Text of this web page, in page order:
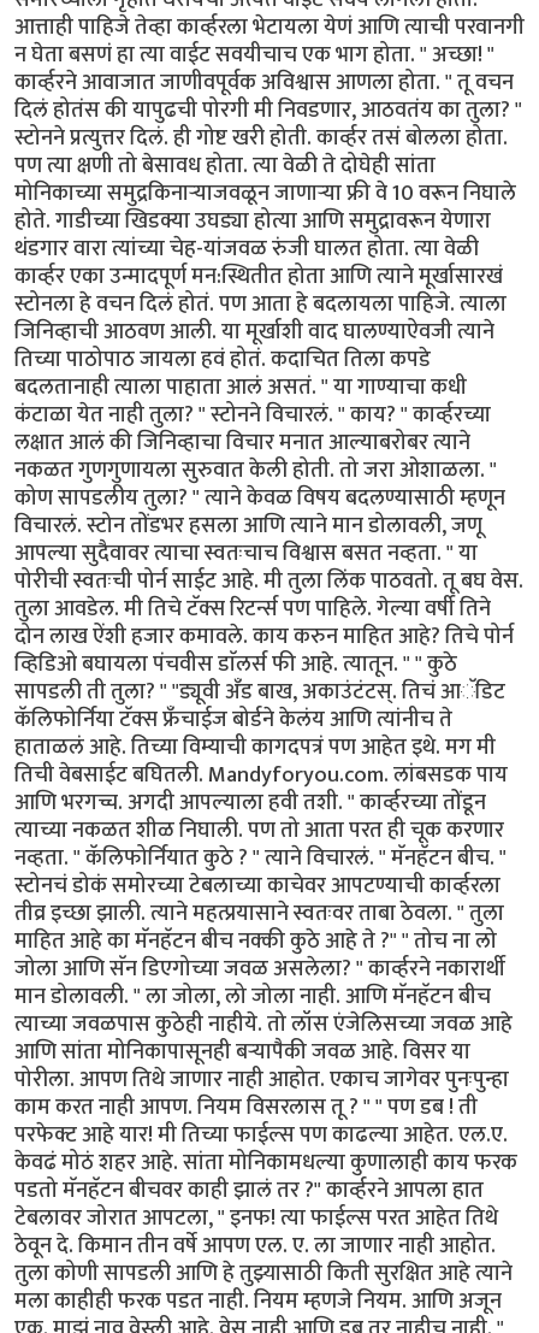
आत्ताही पाहिजे तेव्हा कार्व्हरला भेटायला येणं आणि त्याची परवानगी
न घेता बसणं हा त्या वाईट सवयीचाच एक भाग होता. " अच्छा! "
कार्व्हरने आवाजात जाणीवपूर्वक अविश्वास आणला होता. " तू वचन
दिलं होतंस की यापुढची पोरगी मी निवडणार, आठवतंय का तुला? "
स्टोनने प्रत्युत्तर दिलं. ही गोष्ट खरी होती. कार्व्हर तसं बोलला होता.
पण त्या क्षणी तो बेसावध होता. त्या वेळी ते दोघेही सांता
मोनिकाच्या समुद्रकिनाऱ्याजवळून जाणाऱ्या फ्री वे 10 वरून निघाले
होते. गाडीच्या खिडक्या उघड्या होत्या आणि समुद्रावरून येणारा
थंडगार वारा त्यांच्या चेह-यांजवळ रुंजी घालत होता. त्या वेळी
कार्व्हर एका उन्मादपूर्ण मन:स्थितीत होता आणि त्याने मूर्खासारखं
स्टोनला हे वचन दिलं होतं. पण आता हे बदलायला पाहिजे. त्याला
जिनिव्हाची आठवण आली. या मूर्खाशी वाद घालण्याऐवजी त्याने
तिच्या पाठोपाठ जायला हवं होतं. कदाचित तिला कपडे
बदलतानाही त्याला पाहाता आलं असतं. " या गाण्याचा कधी
कंटाळा येत नाही तुला? " स्टोनने विचारलं. " काय? " कार्व्हरच्या
लक्षात आलं की जिनिव्हाचा विचार मनात आल्याबरोबर त्याने
नकळत गुणगुणायला सुरुवात केली होती. तो जरा ओशाळला. "
कोण सापडलीय तुला? " त्याने केवळ विषय बदलण्यासाठी म्हणून
विचारलं. स्टोन तोंडभर हसला आणि त्याने मान डोलावली, जणू
आपल्या सुदैवावर त्याचा स्वतःचाच विश्वास बसत नव्हता. " या
पोरीची स्वतःची पोर्न साईट आहे. मी तुला लिंक पाठवतो. तू बघ वेस.
तुला आवडेल. मी तिचे टॅक्स रिटर्न्स पण पाहिले. गेल्या वर्षी तिने
दोन लाख ऐंशी हजार कमावले. काय करुन माहित आहे? तिचे पोर्न
व्हिडिओ बघायला पंचवीस डाॅलर्स फी आहे. त्यातून. " " कुठे
सापडली ती तुला? " "ड्यूवी अँड बाख, अकाउंटंटस्. तिचं आॅडिट
कॅलिफोर्निया टॅक्स फ्रँचाईज बोर्डने केलंय आणि त्यांनीच ते
हाताळलं आहे. तिच्या विम्याची कागदपत्रं पण आहेत इथे. मग मी
तिची वेबसाईट बघितली. Mandyforyou.com. लांबसडक पाय
आणि भरगच्च. अगदी आपल्याला हवी तशी. " कार्व्हरच्या तोंडून
त्याच्या नकळत शीळ निघाली. पण तो आता परत ही चूक करणार
नव्हता. " कॅलिफोर्नियात कुठे ? " त्याने विचारलं. " मॅनहॅटन बीच. "
स्टोनचं डोकं समोरच्या टेबलाच्या काचेवर आपटण्याची कार्व्हरला
तीव्र इच्छा झाली. त्याने महत्प्रयासाने स्वतःवर ताबा ठेवला. " तुला
माहित आहे का मॅनहॅटन बीच नक्की कुठे आहे ते ?" " तोच ना लो
जोला आणि सॅन डिएगोच्या जवळ असलेला? " कार्व्हरने नकारार्थी
मान डोलावली. " ला जोला, लो जोला नाही. आणि मॅनहॅटन बीच
त्याच्या जवळपास कुठेही नाहीये. तो लॉस एंजेलिसच्या जवळ आहे
आणि सांता मोनिकापासूनही बऱ्यापैकी जवळ आहे. विसर या
पोरीला. आपण तिथे जाणार नाही आहोत. एकाच जागेवर पुनःपुन्हा
काम करत नाही आपण. नियम विसरलास तू ? " " पण डब ! ती
परफेक्ट आहे यार! मी तिच्या फाईल्स पण काढल्या आहेत. एल.ए.
केवढं मोठं शहर आहे. सांता मोनिकामधल्या कुणालाही काय फरक
पडतो मॅनहॅटन बीचवर काही झालं तर ?" कार्व्हरने आपला हात
टेबलावर जोरात आपटला, " इनफ! त्या फाईल्स परत आहेत तिथे
ठेवून दे. किमान तीन वर्षे आपण एल. ए. ला जाणार नाही आहोत.
तुला कोणी सापडली आणि हे तुझ्यासाठी किती सुरक्षित आहे त्याने
मला काहीही फरक पडत नाही. नियम म्हणजे नियम. आणि अजून